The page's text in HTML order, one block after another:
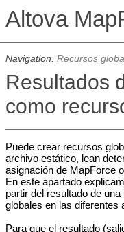
Navigation: Recursos
Resultados
como
Puede crear recursos
archivo estático, lean
asignación de MapForce
En este apartado
partir del resultado de
globales en las diferentes
Para que el resultado